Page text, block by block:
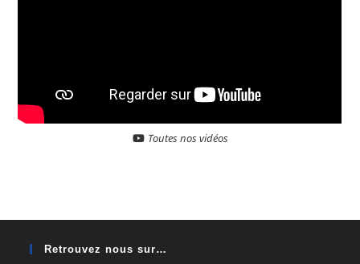
Toutes nos vidéos
Retrouvez nous sur…